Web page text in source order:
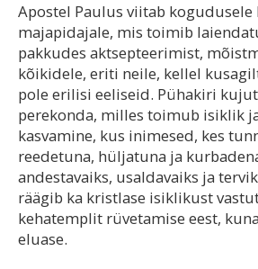
Apostel Paulus viitab kogudusele
majapidajale, mis toimib
pakkudes aktsepteerimist,
kõikidele, eriti neile, kellel
pole erilisi eeliseid. Pühakiri
perekonda, milles toimub isiklik
kasvamine, kus inimesed, kes
reedetuna, hüljatuna ja
andestavaiks, usaldavaiks ja
räägib ka kristlase isiklikust
kehatemplit rüvetamise eest,
eluase.